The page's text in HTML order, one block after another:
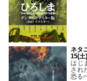
ネタ
15(土
はじ
され
恐る